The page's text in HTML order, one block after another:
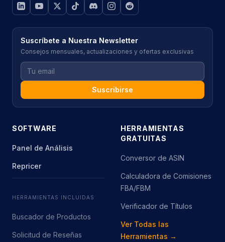
Suscríbete a Nuestra Newsletter
Consejos mensuales, actualizaciones y ofertas exclusivas
Suscribirse
SOFTWARE
Panel de Análisis
Repricer
HERRAMIENTAS INCLUIDAS
Buscador de Productos
Solicitud de Reseñas
HERRAMIENTAS
GRATUITAS
Conversor de ASIN
Calculadora de Comisiones
FBA/FBM
Verificador de Títulos
Ver Todas las
Herramientas →